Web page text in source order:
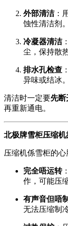
外部清洁：
蚀性清洁剂。
冷凝器清洁
尘，保持散
排水孔检查
异味或结冰。
清洁时一定要先断
再重新通电。
北极牌雪柜压缩机
压缩机係雪柜的心
完全唔运转
作，可能压
有声音但唔
无法压缩制